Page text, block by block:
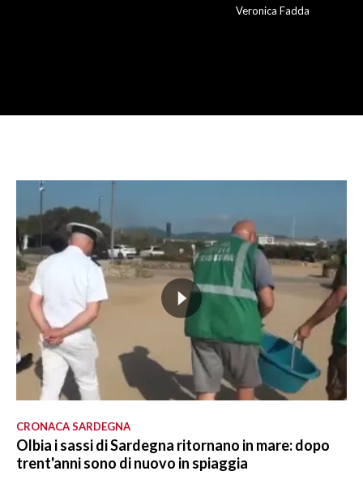
Veronica Fadda
CRONACA SARDEGNA
Olbia i sassi di Sardegna ritornano in mare: dopo
trent'anni sono di nuovo in spiaggia